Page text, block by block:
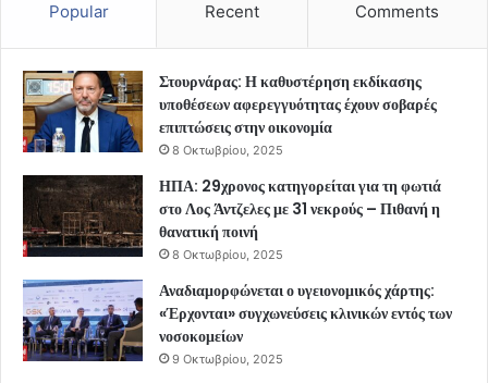
Popular Recent Comments
Στουρνάρας: Η καθυστέρηση εκδίκασης
υποθέσεων αφερεγγυότητας έχουν σοβαρές
επιπτώσεις στην οικονομία
8 Οκτωβρίου, 2025
ΗΠΑ: 29χρονος κατηγορείται για τη φωτιά
στο Λος Άντζελες με 31 νεκρούς – Πιθανή η
θανατική ποινή
8 Οκτωβρίου, 2025
Αναδιαμορφώνεται ο υγειονομικός χάρτης:
«Έρχονται» συγχωνεύσεις κλινικών εντός των
νοσοκομείων
9 Οκτωβρίου, 2025